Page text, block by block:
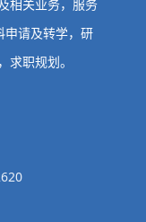
相关业务，服务
申请及转学，研
职规划。